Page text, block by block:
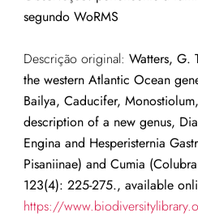
segundo WoRMS
Descrição original: Watters, G.
the western Atlantic Ocean
Bailya, Caducifer,
description of a new genus,
Engina and Hesperisternia
Pisaniinae) and Cumia
123(4): 225-275., available
https://